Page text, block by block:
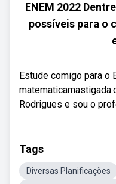
ENEM 2022
possíveis para o
Estude comigo para o
Rodrigues e sou o
Tags
Diversas Planificações